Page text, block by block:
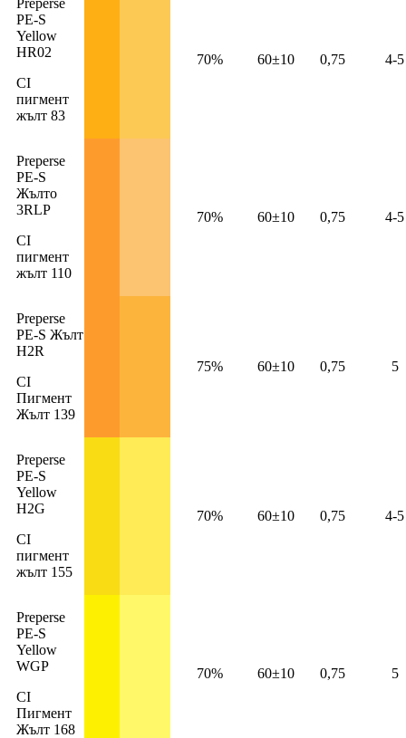
Preperse
PE-S
Yellow
HR02
CI
пигмент
жълт 83
70% 60±10 0,75 4-5
Preperse
PE-S
Жълто
3RLP
CI
пигмент
жълт 110
70% 60±10 0,75 4-5
Preperse
PE-S Жълт
H2R
CI
Пигмент
Жълт 139
75% 60±10 0,75 5
Preperse
PE-S
Yellow
H2G
CI
пигмент
жълт 155
70% 60±10 0,75 4-5
Preperse
PE-S
Yellow
WGP
CI
Пигмент
Жълт 168
70% 60±10 0,75 5